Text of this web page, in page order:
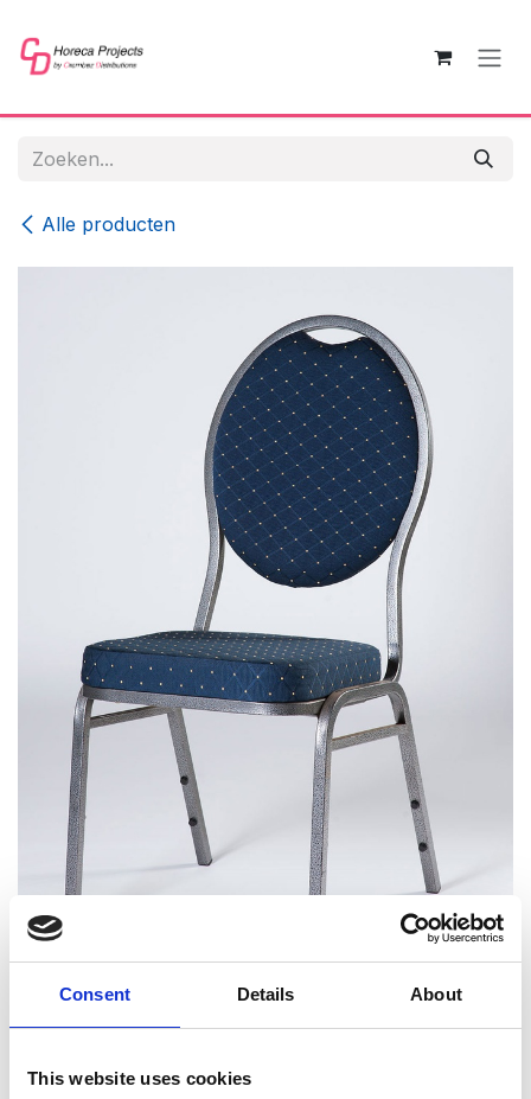
Consent Details About
This website uses cookies
Alle producten